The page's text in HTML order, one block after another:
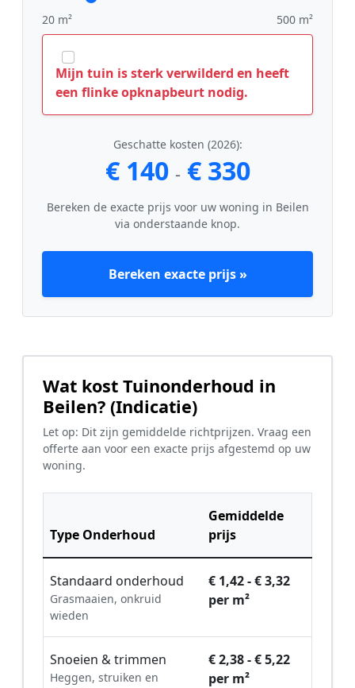
20 m² 500 m²
Mijn tuin is sterk verwilderd en heeft
een flinke opknapbeurt nodig.
Geschatte kosten (2026):
€ 140 - € 330
Bereken de exacte prijs voor uw woning in Beilen
via onderstaande knop.
Bereken exacte prijs »
Wat kost Tuinonderhoud in
Beilen? (Indicatie)
Let op: Dit zijn gemiddelde richtprijzen. Vraag een
offerte aan voor een exacte prijs afgestemd op uw
woning.
Type Onderhoud
Gemiddelde
prijs
Standaard onderhoud
Grasmaaien, onkruid
wieden
€ 1,42 - € 3,32
per m²
Snoeien & trimmen
Heggen, struiken en
€ 2,38 - € 5,22
per m²